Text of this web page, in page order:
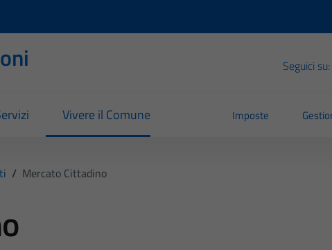
Seguici su:
Vivere il Comune Imposte
/ Mercato Cittadino